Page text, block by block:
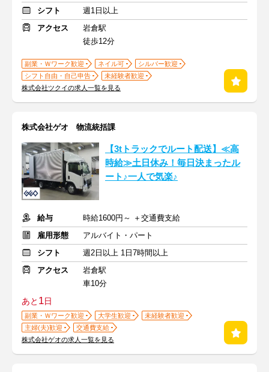
シフト
週1日以上
アクセス
岩倉駅
徒歩12分
副業・Ｗワーク歓迎 ネイル可
シルバー歓迎
シフト自由・自己申告
未経験者歓迎
株式会社ツクイの求人一覧を見る
株式会社ゲオ 物流統括課
【3tトラックでルート配送】≪高
時給≫土日休み！毎日決まったル
ート♪一人で気楽♪
給与
時給1600円～ ＋交通費支給
雇用形態
アルバイト・パート
シフト
週2日以上 1日7時間以上
アクセス
岩倉駅
車10分
あと 1日
副業・Ｗワーク歓迎 大学生歓迎
未経験者歓迎
主婦(夫)歓迎
交通費支給
株式会社ゲオの求人一覧を見る